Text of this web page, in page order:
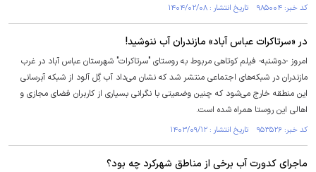
کد خبر: ۹۸۵۰۰۴ تاریخ انتشار : ۱۴۰۴/۰۲/۰۸
در «سرتاکرات عباس آباد» مازندران آب ننوشید!
امروز -دوشنبه- فیلم کوتاهی مربوط به روستای "سرتاکرات" شهرستان عباس آباد در غرب
مازندران در شبکه‌های اجتماعی منتشر شد که نشان می‌داد آب گِل آلود از شبکه آبرسانی
این منطقه خارج می‌شود که چنین وضعیتی با نگرانی بسیاری از کاربران فضای مجازی و
اهالی این روستا همراه شده است.
کد خبر: ۹۵۳۵۲۶ تاریخ انتشار : ۱۴۰۳/۰۹/۱۲
ماجرای کدورت آب برخی از مناطق شهرکرد چه بود؟